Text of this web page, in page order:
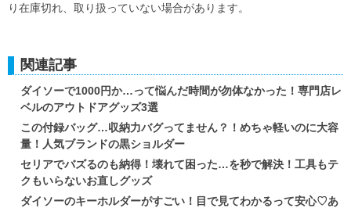
り在庫切れ、取り扱っていない場合があります。
関連記事
ダイソーで1000円か…って悩んだ時間が勿体なかった！専門店レ
ベルのアウトドアグッズ3選
この付録バッグ…収納力バグってません？！めちゃ軽いのに大容
量！人気ブランドの黒ショルダー
セリアでバズるのも納得！壊れて困った…を秒で解決！工具もテ
クもいらないお直しグッズ
ダイソーのキーホルダーがすごい！目で見てわかるって安心♡あ